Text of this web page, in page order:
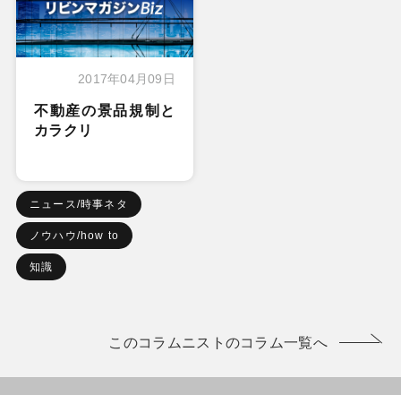
2017年04月09日
不動産の景品規制と
カラクリ
ニュース/時事ネタ
ノウハウ/how to
知識
このコラムニストのコラム一覧へ